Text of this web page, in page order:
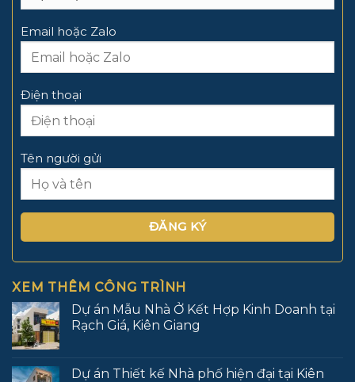
Email hoặc Zalo
Điện thoại
Tên người gửi
XEM THÊM CÔNG TRÌNH
Dự án Mẫu Nhà Ở Kết Hợp Kinh Doanh tại
Rạch Giá, Kiên Giang
Dự án Thiết kế Nhà phố hiện đại tại Kiên